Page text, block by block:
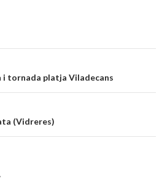
i tornada platja Viladecans
(Vidreres)